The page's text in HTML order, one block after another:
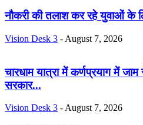
नौकरी की तलाश कर रहे युवाओं के
Vision Desk 3 - August 7, 2026
चारधाम यात्रा में कर्णप्रयाग में जाम
सरकार...
Vision Desk 3 - August 7, 2026